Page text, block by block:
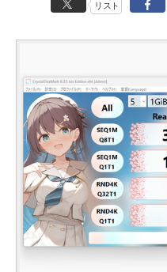
リスト